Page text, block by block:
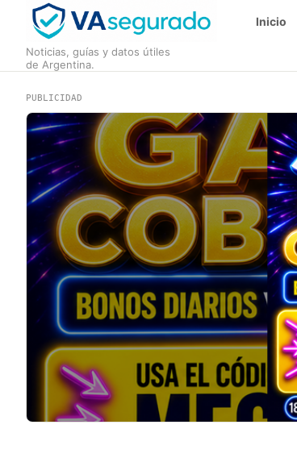
Noticias, guías y datos útiles
de Argentina.
Inicio
PUBLICIDAD